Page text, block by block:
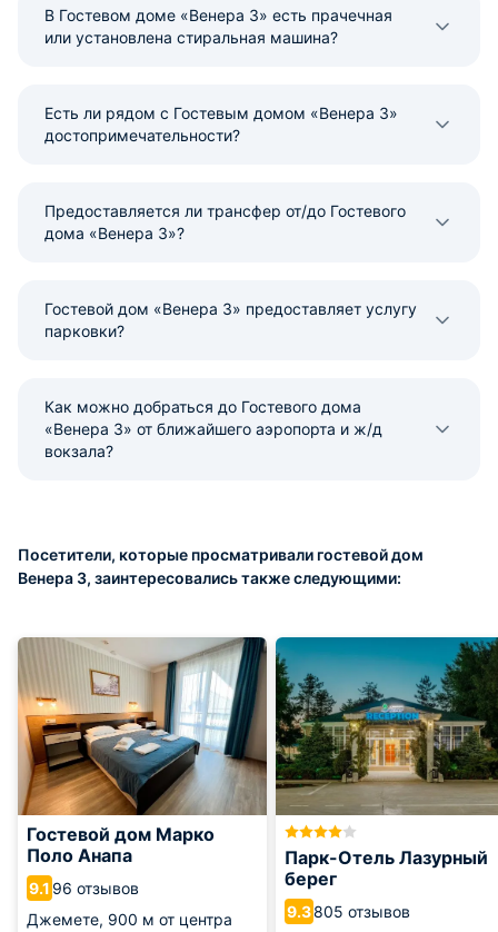
В Гостевом доме «Венера 3» есть прачечная
или установлена стиральная машина?
Есть ли рядом с Гостевым домом «Венера 3»
достопримечательности?
Предоставляется ли трансфер от/до Гостевого
дома «Венера 3»?
Гостевой дом «Венера 3» предоставляет услугу
парковки?
Как можно добраться до Гостевого дома
«Венера 3» от ближайшего аэропорта и ж/д
вокзала?
Посетители, которые просматривали гостевой дом
Венера 3, заинтересовались также следующими:
Гостевой дом Марко
Поло Анапа
9.1 96 отзывов
Джемете, 900 м от центра
Парк-Отель Лазурный
берег
9.3805 отзывов